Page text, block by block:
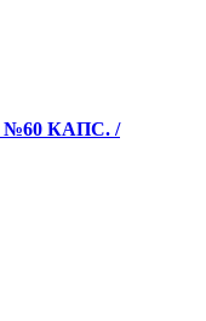
КАПС. /